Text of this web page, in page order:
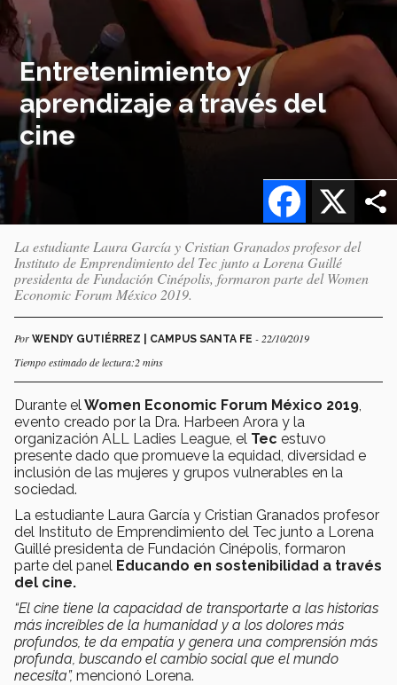
Entretenimiento y
aprendizaje a través del
cine
X
Facebook
La estudiante Laura García y Cristian Granados profesor del
Instituto de Emprendimiento del Tec junto a Lorena Guillé
presidenta de Fundación Cinépolis, formaron parte del Women
Economic Forum México 2019.
Por WENDY GUTIÉRREZ | CAMPUS SANTA FE - 22/10/2019
Tiempo estimado de lectura:2 mins
Durante el Women Economic Forum México 2019
evento creado por la Dra. Harbeen Arora y la
organización ALL Ladies League, el Tec estuvo
presente dado que promueve la equidad, diversidad e
inclusión de las mujeres y grupos vulnerables en la
sociedad.
La estudiante Laura García y Cristian Granados profesor
del Instituto de Emprendimiento del Tec junto a Lorena
Guillé presidenta de Fundación Cinépolis, formaron
parte del panel Educando en sostenibilidad a través
del cine.
“El cine tiene la capacidad de transportarte a las historias
más increíbles de la humanidad y a los dolores más
profundos, te da empatía y genera una comprensión más
profunda, buscando el cambio social que el mundo
necesita”, mencionó Lorena.